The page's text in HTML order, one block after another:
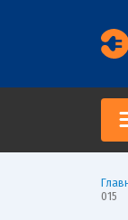
015